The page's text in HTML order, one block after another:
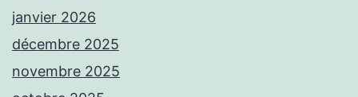
janvier 2026
décembre 2025
novembre 2025